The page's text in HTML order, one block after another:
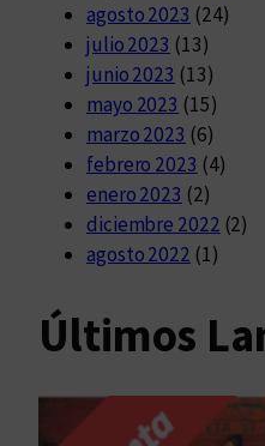
agosto 2023 (24)
julio 2023 (13)
junio 2023 (13)
mayo 2023 (15)
marzo 2023 (6)
febrero 2023 (4)
enero 2023 (2)
diciembre 2022 (2)
agosto 2022 (1)
Últimos